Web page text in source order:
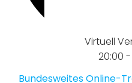
Virtuell
20:00 -
Bundesweites Online-